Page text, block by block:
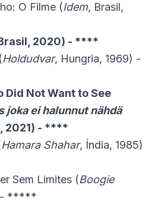
O Filme (Idem, Brasil,
2020) - ****
Holdudvar, Hungria, 1969) -
Did Not Want to See
joka ei halunnut nähdä
2021) - ****
Hamara Shahar, Índia, 1985)
Sem Limites (Boogie
- *****